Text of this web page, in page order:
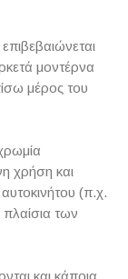
μοντέρνα
μέρος του
χρήση και
(π.χ.
πλαίσια των
και κάποια